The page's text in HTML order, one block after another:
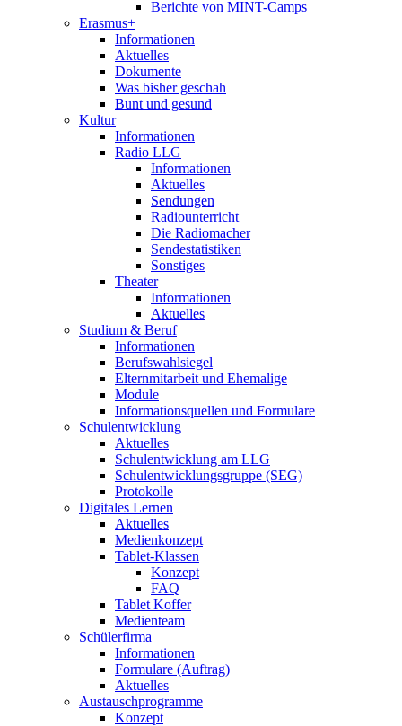
Berichte von MINT-Camps
Erasmus+
Informationen
Aktuelles
Dokumente
Was bisher geschah
Bunt und gesund
Kultur
Informationen
Radio LLG
Informationen
Aktuelles
Sendungen
Radiounterricht
Die Radiomacher
Sendestatistiken
Sonstiges
Theater
Informationen
Aktuelles
Studium & Beruf
Informationen
Berufswahlsiegel
Elternmitarbeit und Ehemalige
Module
Informationsquellen und Formulare
Schulentwicklung
Aktuelles
Schulentwicklung am LLG
Schulentwicklungsgruppe (SEG)
Protokolle
Digitales Lernen
Aktuelles
Medienkonzept
Tablet-Klassen
Konzept
FAQ
Tablet Koffer
Medienteam
Schülerfirma
Informationen
Formulare (Auftrag)
Aktuelles
Austauschprogramme
Konzept